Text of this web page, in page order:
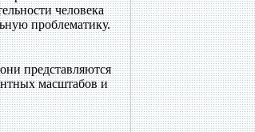
человека
проблематику.
представляются
масштабов и